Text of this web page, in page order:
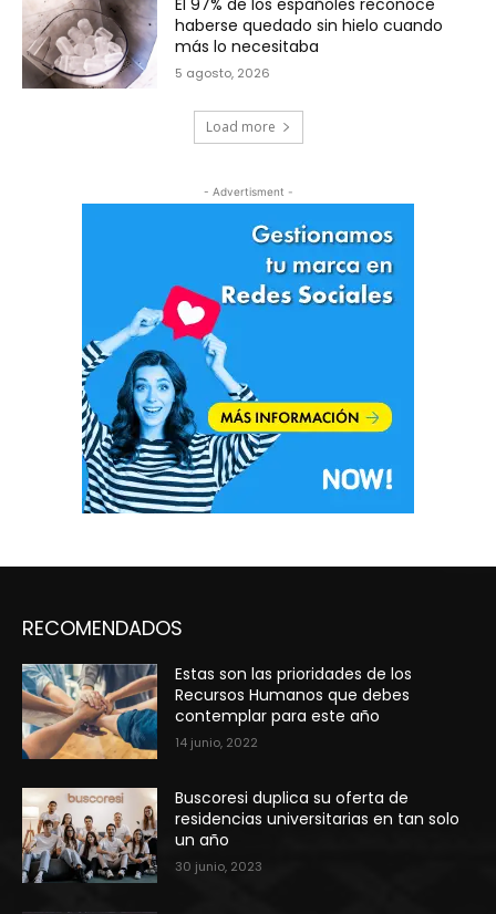
haberse quedado sin hielo cuando
más lo necesitaba
5 agosto, 2026
Load more
- Advertisment -
RECOMENDADOS
Estas son las prioridades de los
Recursos Humanos que debes
contemplar para este año
14 junio, 2022
Buscoresi duplica su oferta de
residencias universitarias en tan solo
un año
30 junio, 2023